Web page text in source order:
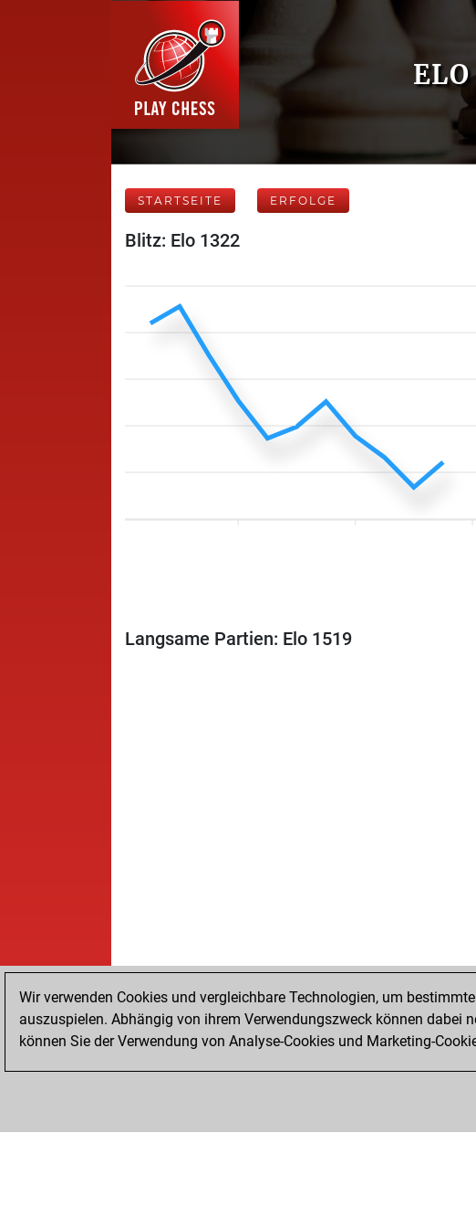
STARTSEITE ERFOLGE
Blitz: Elo 1322
Langsame Partien: Elo 1519
STARTSEITE
Wir verwenden Cookies und vergleichbare Technologien, um
auszuspielen. Abhängig von ihrem Verwendungszweck können dabei
können Sie der Verwendung von Analyse-Cookies und Marketing-